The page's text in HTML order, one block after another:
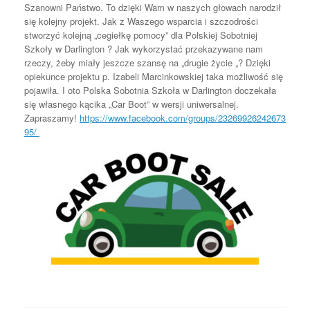
Szanowni Państwo. To dzięki Wam w naszych głowach narodził
się kolejny projekt. Jak z Waszego wsparcia i szczodrości
stworzyć kolejną „cegiełkę pomocy” dla Polskiej Sobotniej
Szkoły w Darlington ? Jak wykorzystać przekazywane nam
rzeczy, żeby miały jeszcze szansę na „drugie życie „? Dzięki
opiekunce projektu p. Izabeli Marcinkowskiej taka możliwość się
pojawiła. I oto Polska Sobotnia Szkoła w Darlington doczekała
się własnego kącika „Car Boot” w wersji uniwersalnej.
Zapraszamy! https://www.facebook.com/groups/23269926242673
95/